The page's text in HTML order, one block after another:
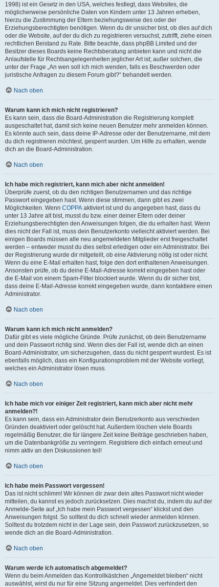
1998) ist ein Gesetz in den USA, welches festlegt, dass Websites, die
möglicherweise persönliche Daten von Kindern unter 13 Jahren erheben,
hierzu die Zustimmung der Eltern beziehungsweise des oder der
Erziehungsberechtigten benötigen. Wenn du dir unsicher bist, ob dies auf dich
oder die Website, auf der du dich zu registrieren versuchst, zutrifft, ziehe einen
rechtlichen Beistand zu Rate. Bitte beachte, dass phpBB Limited und der
Besitzer dieses Boards keine Rechtsberatung anbieten kann und nicht die
Anlaufstelle für Rechtsangelegenheiten jeglicher Art ist; außer solchen, die
unter der Frage „An wen soll ich mich wenden, falls es Beschwerden oder
juristische Anfragen zu diesem Forum gibt?“ behandelt werden.
Nach oben
Warum kann ich mich nicht registrieren?
Es kann sein, dass die Board-Administration die Registrierung komplett
ausgeschaltet hat, damit sich keine neuen Benutzer mehr anmelden können.
Es könnte auch sein, dass deine IP-Adresse oder der Benutzername, mit dem
du dich registrieren möchtest, gesperrt wurden. Um Hilfe zu erhalten, wende
dich an die Board-Administration.
Nach oben
Ich habe mich registriert, kann mich aber nicht anmelden!
Überprüfe zuerst, ob du den richtigen Benutzernamen und das richtige
Passwort eingegeben hast. Wenn diese stimmen, dann gibt es zwei
Möglichkeiten. Wenn COPPA aktiviert ist und du angegeben hast, dass du
unter 13 Jahre alt bist, musst du bzw. einer deiner Eltern oder deiner
Erziehungsberechtigten den Anweisungen folgen, die du erhalten hast. Wenn
dies nicht der Fall ist, muss dein Benutzerkonto vielleicht aktiviert werden. Bei
einigen Boards müssen alle neu angemeldeten Mitglieder erst freigeschaltet
werden – entweder musst du dies selbst erledigen oder ein Administrator. Bei
der Registrierung wurde dir mitgeteilt, ob eine Aktivierung nötig ist oder nicht.
Wenn du eine E-Mail erhalten hast, folge den dort enthaltenen Anweisungen.
Ansonsten prüfe, ob du deine E-Mail-Adresse korrekt eingegeben hast oder
die E-Mail von einem Spam-Filter blockiert wurde. Wenn du dir sicher bist,
dass deine E-Mail-Adresse korrekt eingegeben wurde, dann kontaktiere einen
Administrator.
Nach oben
Warum kann ich mich nicht anmelden?
Dafür gibt es viele mögliche Gründe. Prüfe zunächst, ob dein Benutzername
und dein Passwort richtig sind. Wenn dies der Fall ist, wende dich an einen
Board-Administrator, um sicherzugehen, dass du nicht gesperrt wurdest. Es ist
ebenfalls möglich, dass ein Konfigurationsproblem mit der Website vorliegt,
welches ein Administrator lösen muss.
Nach oben
Ich habe mich vor einiger Zeit registriert, kann mich aber nicht mehr
anmelden?!
Es kann sein, dass ein Administrator dein Benutzerkonto aus verschieden
Gründen deaktiviert oder gelöscht hat. Außerdem löschen viele Boards
regelmäßig Benutzer, die für längere Zeit keine Beiträge geschrieben haben,
um die Datenbankgröße zu verringern. Registriere dich einfach erneut und
nimm aktiv an den Diskussionen teil!
Nach oben
Ich habe mein Passwort vergessen!
Das ist nicht schlimm! Wir können dir zwar dein altes Passwort nicht wieder
mitteilen, du kannst es jedoch zurücksetzen. Dies machst du, indem du auf der
Anmelde-Seite auf „Ich habe mein Passwort vergessen“ klickst und den
Anweisungen folgst. So solltest du dich schnell wieder anmelden können.
Solltest du trotzdem nicht in der Lage sein, dein Passwort zurückzusetzen, so
wende dich an die Board-Administration.
Nach oben
Warum werde ich automatisch abgemeldet?
Wenn du beim Anmelden das Kontrollkästchen „Angemeldet bleiben“ nicht
auswählst, wirst du nur für eine Sitzung angemeldet. Dies verhindert den